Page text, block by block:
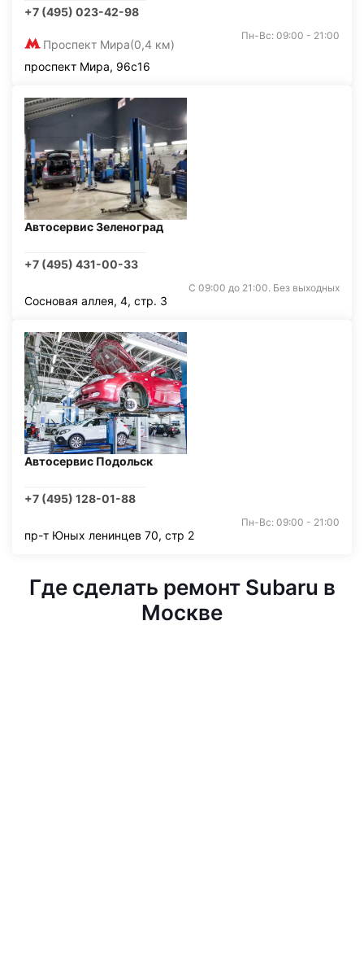
+7 (495) 023-42-98
Проспект Мира(0,4 км)
Пн-Вс: 09:00 - 21:00
проспект Мира, 96с16
Автосервис Зеленоград
+7 (495) 431-00-33
С 09:00 до 21:00. Без выходных
Сосновая аллея, 4, стр. 3
Автосервис Подольск
+7 (495) 128-01-88
Пн-Вс: 09:00 - 21:00
пр-т Юных ленинцев 70, стр 2
Где сделать ремонт Subaru в
Москве